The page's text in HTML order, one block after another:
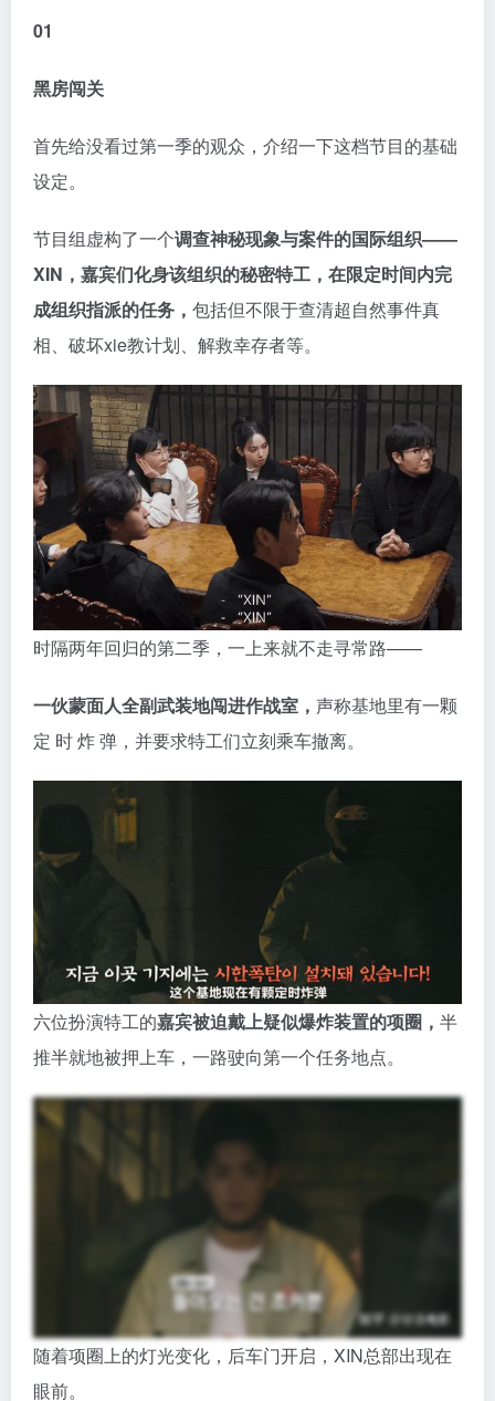
01
黑房闯关
首先给没看过第一季的观众，介绍一下这档节目的基础
设定。
节目组虚构了一个调查神秘现象与案件的国际组织——
XIN，嘉宾们化身该组织的秘密特工，在限定时间内完
成组织指派的任务，
包括但不限于查清超自然事件真
相、破坏xie教计划、解救幸存者等。
时隔两年回归的第二季，一上来就不走寻常路——
一伙蒙面人全副武装地闯进作战室，
声称基地里有一颗
定 时 炸 弹，并要求特工们立刻乘车撤离。
六位扮演特工的
推半就地被押上车，一路驶向第一个任务地点。